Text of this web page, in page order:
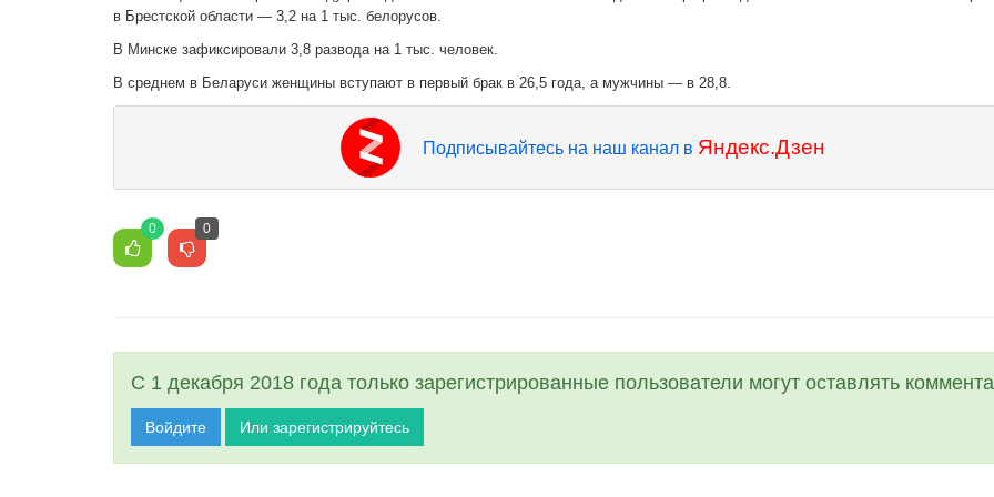
в Брестской области — 3,2 на 1 тыс. белорусов.
В Минске зафиксировали 3,8 развода на 1 тыс. человек.
В среднем в Беларуси женщины вступают в первый брак в 26,5 года, а мужчины — в 28,8.
Подписывайтесь на наш канал в Яндекс.Дзен
0 0
С 1 декабря 2018 года только зарегистрированные пользователи могут оставлять
Войдите Или зарегистрируйтесь